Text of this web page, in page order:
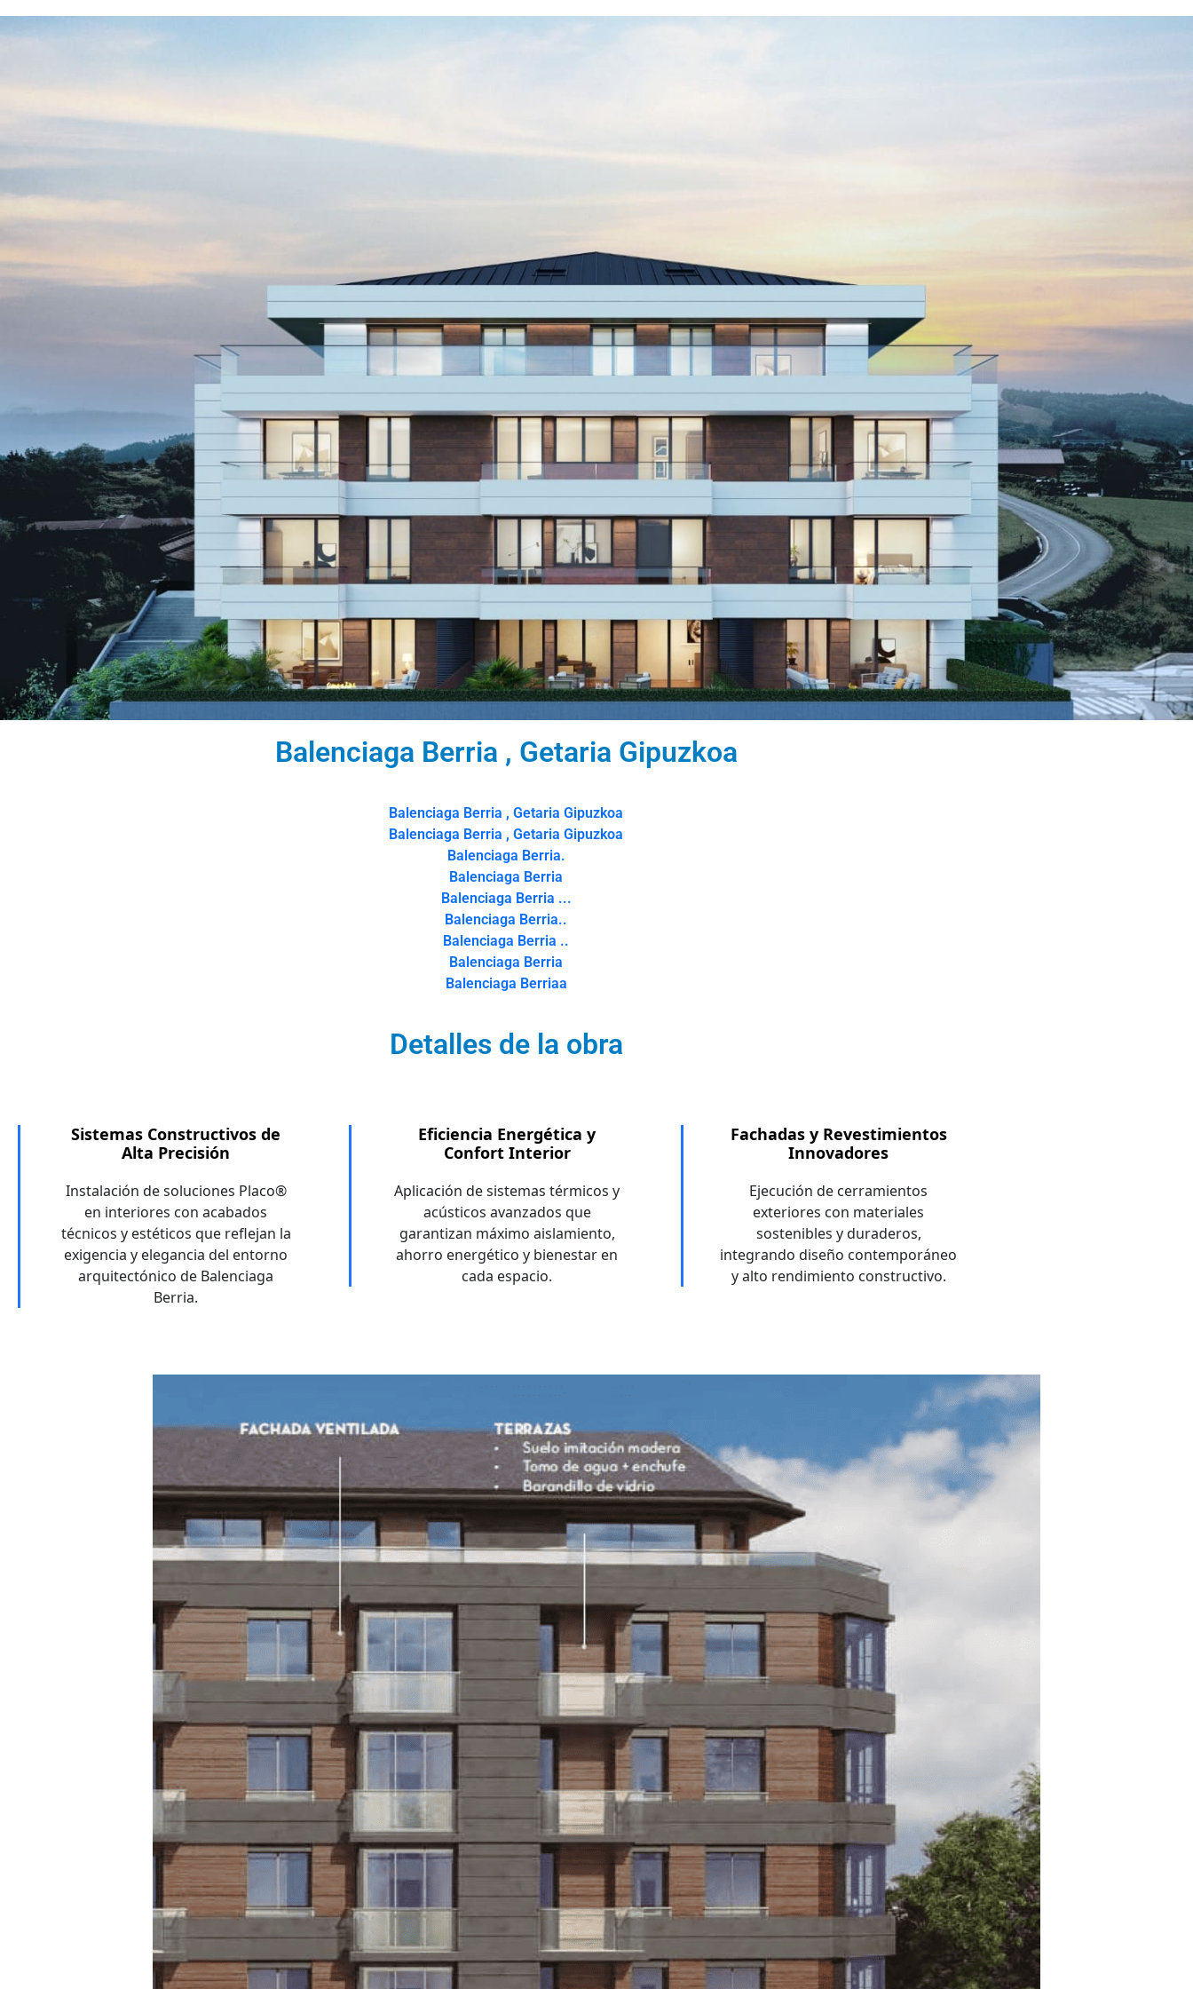
Balenciaga Berria , Getaria Gipuzkoa
Balenciaga Berria , Getaria Gipuzkoa
Balenciaga Berria , Getaria Gipuzkoa
Balenciaga Berria.
Balenciaga Berria
Balenciaga Berria ...
Balenciaga Berria..
Balenciaga Berria ..
Balenciaga Berria
Balenciaga Berriaa
Detalles de la obra
Sistemas Constructivos de
Alta Precisión
Instalación de soluciones Placo®
en interiores con acabados
técnicos y estéticos que reflejan la
exigencia y elegancia del entorno
arquitectónico de Balenciaga
Berria.
Eficiencia Energética y
Confort Interior
Aplicación de sistemas térmicos y
acústicos avanzados que
garantizan máximo aislamiento,
ahorro energético y bienestar en
cada espacio.
Fachadas y Revestimientos
Innovadores
Ejecución de cerramientos
exteriores con materiales
sostenibles y duraderos,
integrando diseño contemporáneo
y alto rendimiento constructivo.